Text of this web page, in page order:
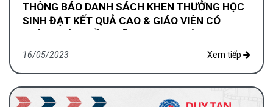
THÔNG BÁO DANH SÁCH KHEN THƯỞNG HỌC
SINH ĐẠT KẾT QUẢ CAO & GIÁO VIÊN CÓ
HSG CẤP TỈNH THCS NH 2022-2023
16/05/2023 Xem tiếp